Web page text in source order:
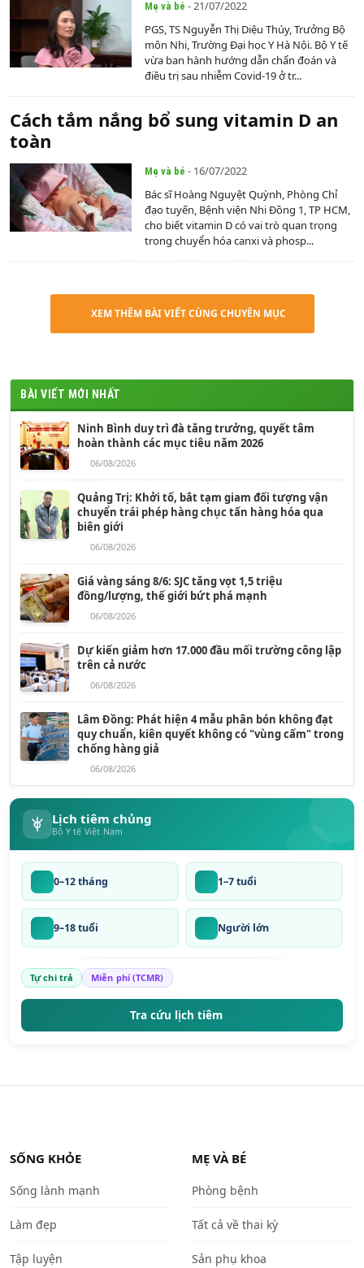
Mẹ và bé - 21/07/2022
PGS, TS Nguyễn Thị Diệu Thúy, Trưởng Bộ
môn Nhi, Trường Đại học Y Hà Nội. Bộ Y tế
vừa ban hành hướng dẫn chẩn đoán và
điều trị sau nhiễm Covid-19 ở tr...
Cách tắm nắng bổ sung vitamin D an
toàn
Mẹ và bé - 16/07/2022
Bác sĩ Hoàng Nguyệt Quỳnh, Phòng Chỉ
đạo tuyến, Bệnh viện Nhi Đồng 1, TP HCM,
cho biết vitamin D có vai trò quan trọng
trong chuyển hóa canxi và phosp...
XEM THÊM BÀI VIẾT CÙNG CHUYÊN MỤC
BÀI VIẾT MỚI NHẤT
Ninh Bình duy trì đà tăng trưởng, quyết tâm
hoàn thành các mục tiêu năm 2026
06/08/2026
Quảng Trị: Khởi tố, bắt tạm giam đối tượng vận
chuyển trái phép hàng chục tấn hàng hóa qua
biên giới
06/08/2026
Giá vàng sáng 8/6: SJC tăng vọt 1,5 triệu
đồng/lượng, thế giới bứt phá mạnh
06/08/2026
Dự kiến giảm hơn 17.000 đầu mối trường công lập
trên cả nước
06/08/2026
Lâm Đồng: Phát hiện 4 mẫu phân bón không đạt
quy chuẩn, kiên quyết không có "vùng cấm" trong
chống hàng giả
06/08/2026
Lịch tiêm chủng
Bộ Y tế Việt Nam
0–12 tháng 1–7 tuổi
9–18 tuổi Người lớn
Tự chi trả Miễn phí (TCMR)
Tra cứu lịch tiêm
SỐNG KHỎE
Sống lành mạnh
Làm đẹp
Tập luyện
MẸ VÀ BÉ
Phòng bệnh
Tất cả về thai kỳ
Sản phụ khoa